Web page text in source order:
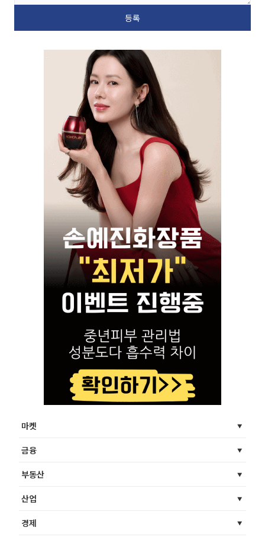
마켓
금융
부동산
산업
경제